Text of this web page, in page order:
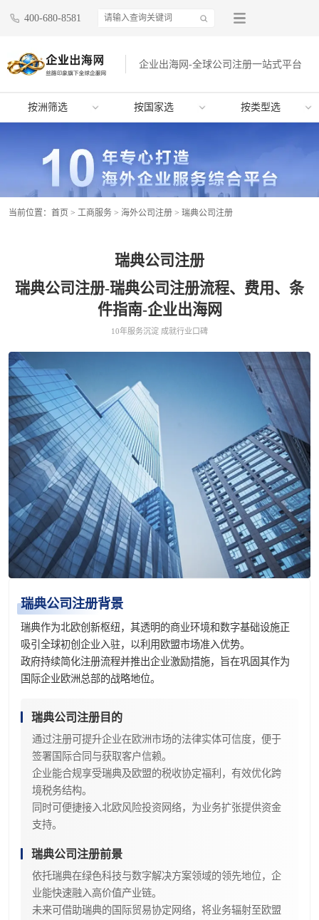
400-680-8581
企业出海网-全球公司注册一站式平台
按洲筛选 按国家选 按类型选
当前位置： 首页 > 工商服务 > 海外公司注册 > 瑞典公司注册
瑞典公司注册
瑞典公司注册-瑞典公司注册流程、费用、条
件指南-企业出海网
10年服务沉淀 成就行业口碑
瑞典公司注册背景
瑞典作为北欧创新枢纽，其透明的商业环境和数字基础设施正
吸引全球初创企业入驻，以利用欧盟市场准入优势。
政府持续简化注册流程并推出企业激励措施，旨在巩固其作为
国际企业欧洲总部的战略地位。
瑞典公司注册目的
通过注册可提升企业在欧洲市场的法律实体可信度，便于
签署国际合同与获取客户信赖。
企业能合规享受瑞典及欧盟的税收协定福利，有效优化跨
境税务结构。
同时可便捷接入北欧风险投资网络，为业务扩张提供资金
支持。
瑞典公司注册前景
依托瑞典在绿色科技与数字解决方案领域的领先地位，企
业能快速融入高价值产业链。
未来可借助瑞典的国际贸易协定网络，将业务辐射至欧盟